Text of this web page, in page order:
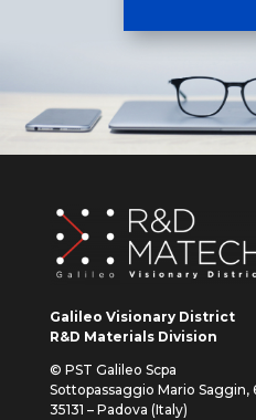
Galileo Visionary District
R&D Materials Division
© PST Galileo Scpa
Sottopassaggio Mario Saggin,
35131 – Padova (Italy)